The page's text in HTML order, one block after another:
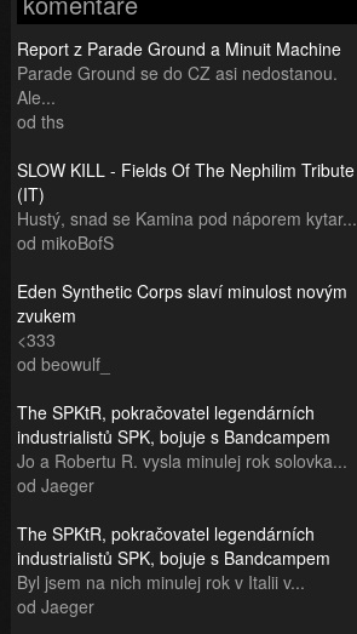
Report z Parade Ground a Minuit Machine
Parade Ground se do CZ asi nedostanou.
Ale...
od ths
SLOW KILL - Fields Of The Nephilim Tribute
(IT)
Hustý, snad se Kamina pod náporem kytar...
od mikoBofS
Eden Synthetic Corps slaví minulost novým
zvukem
<333
od beowulf_
The SPKtR, pokračovatel legendárních
industrialistů SPK, bojuje s Bandcampem
Jo a Robertu R. vysla minulej rok solovka...
od Jaeger
The SPKtR, pokračovatel legendárních
industrialistů SPK, bojuje s Bandcampem
Byl jsem na nich minulej rok v Italii v...
od Jaeger